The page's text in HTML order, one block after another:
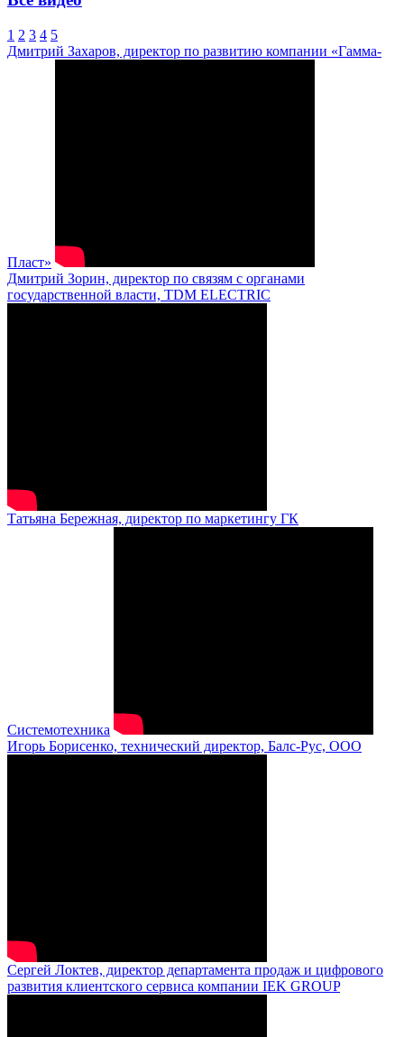
1 2 3 4 5
Дмитрий Захаров, директор по развитию компании «Гамма-
Пласт»
Дмитрий Зорин, директор по связям с органами
государственной власти, TDM ELECTRIC
Татьяна Бережная, директор по маркетингу ГК
Системотехника
Игорь Борисенко, технический директор, Балс-Рус, ООО
Сергей Локтев, директор департамента продаж и цифрового
развития клиентского сервиса компании IEK GROUP